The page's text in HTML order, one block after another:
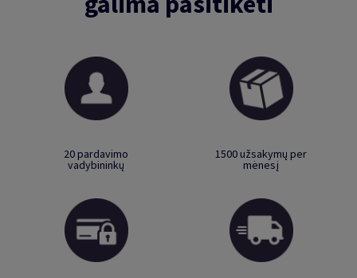
20 pardavimo
vadybininkų
1500 užsakymų per
mėnesį